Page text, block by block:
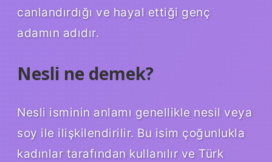
canlandırdığı ve hayal ettiği genç
adamın adıdır.
Nesli ne demek?
Nesli isminin anlamı genellikle nesil veya
soy ile ilişkilendirilir. Bu isim çoğunlukla
kadınlar tarafından kullanılır ve Türk